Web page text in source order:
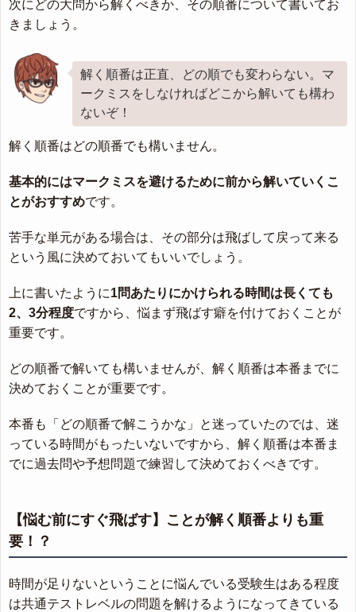
次にどの大問から解くべきか、その順番について書いてお
きましょう。
解く順番は正直、どの順でも変わらない。マ
ークミスをしなければどこから解いても構わ
ないぞ！
解く順番はどの順番でも構いません。
基本的にはマークミスを避けるために前から解いていくこ
とがおすすめです。
苦手な単元がある場合は、その部分は飛ばして戻って来る
という風に決めておいてもいいでしょう。
上に書いたように1問あたりにかけられる時間は長くても
2、3分程度ですから、悩まず飛ばす癖を付けておくことが
重要です。
どの順番で解いても構いませんが、解く順番は本番までに
決めておくことが重要です。
本番も「どの順番で解こうかな」と迷っていたのでは、迷
っている時間がもったいないですから、解く順番は本番ま
でに過去問や予想問題で練習して決めておくべきです。
【悩む前にすぐ飛ばす】ことが解く順番よりも重
要！？
時間が足りないということに悩んでいる受験生はある程度
は共通テストレベルの問題を解けるようになってきている